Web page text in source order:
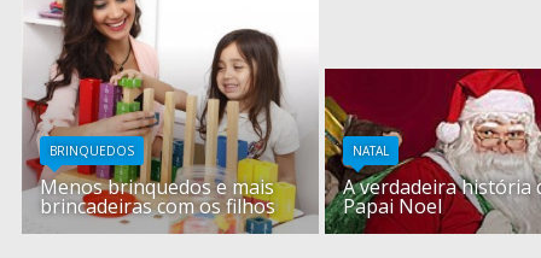
BRINQUEDOS
Menos brinquedos e mais
brincadeiras com os filhos
NATAL
A verdadeira história
Papai Noel